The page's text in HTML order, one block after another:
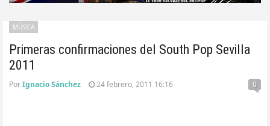
Primeras confirmaciones del South Pop Sevilla
2011
MÚSICA
PorIgnacio Sánchez 24 febrero, 2011 16:16 0